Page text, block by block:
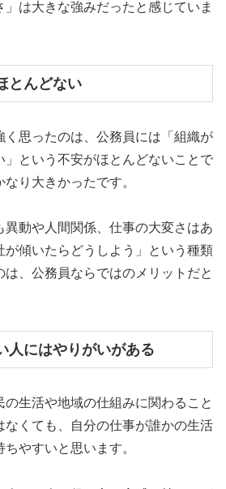
」は大きな強みだったと感じていま
とんどない
く思ったのは、公務員には「組織が
」という不安がほとんどないことで
り大きかったです。
異動や人間関係、仕事の大変さはあ
が傾いたらどうしよう」という種類
、公務員ならではのメリットだと
人にはやりがいがある
生活や地域の仕組みに関わること
なくても、自分の仕事が誰かの生活
やすいと思います。